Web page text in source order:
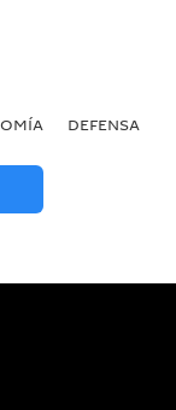
DEFENSA